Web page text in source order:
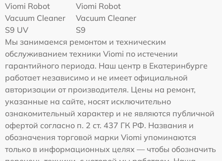
Viomi Robot
Vacuum Cleaner
S9 UV
Viomi Robot
Vacuum Cleaner
S9
Мы занимаемся ремонтом и техническим
обслуживанием техники Viomi по истечении
гарантийного периода. Наш центр в Екатеринбурге
работает независимо и не имеет официальной
авторизации от производителя. Цены на ремонт,
указанные на сайте, носят исключительно
ознакомительный характер и не являются публичной
офертой согласно п. 2 ст. 437 ГК РФ. Названия и
обозначения торговой марки Viomi упоминаются
только в информационных целях — чтобы обозначить